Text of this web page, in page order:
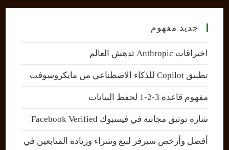
جديد مفهوم
اختراقات Anthropic تدهش العالم
تطبيق Copilot للذكاء الاصطناعي من مايكروسوفت
مفهوم قاعدة 3-2-1 لحفظ البيانات
شارة توثيق مجانية في فيسبوك Facebook Verified
أفضل وأرخص سيرفر لبيع وشراء وزيادة المتابعين في